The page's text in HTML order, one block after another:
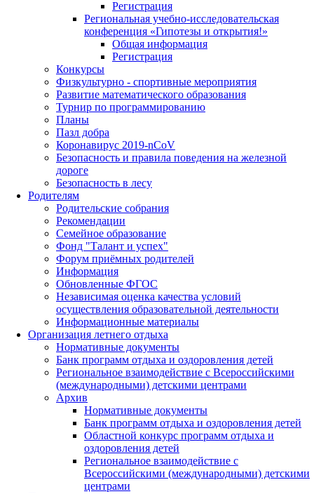
Регистрация
Региональная учебно-исследовательская
конференция «Гипотезы и открытия!»
Общая информация
Регистрация
Конкурсы
Физкультурно - спортивные мероприятия
Развитие математического образования
Турнир по программированию
Планы
Пазл добра
Коронавирус 2019-nCoV
Безопасность и правила поведения на железной
дороге
Безопасность в лесу
Родителям
Родительские собрания
Рекомендации
Семейное образование
Фонд "Талант и успех"
Форум приёмных родителей
Информация
Обновленные ФГОС
Независимая оценка качества условий
осуществления образовательной деятельности
Информационные материалы
Организация летнего отдыха
Нормативные документы
Банк программ отдыха и оздоровления детей
Региональное взаимодействие с Всероссийскими
(международными) детскими центрами
Архив
Нормативные документы
Банк программ отдыха и оздоровления детей
Областной конкурс программ отдыха и
оздоровления детей
Региональное взаимодействие с
Всероссийскими (международными) детскими
центрами